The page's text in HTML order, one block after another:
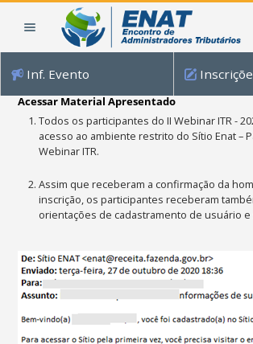
Inf. Evento
Acessar Material Apresentado
Todos os participantes do II Webinar ITR -
acesso ao ambiente restrito do Sítio Enat –
Webinar ITR.
Assim que receberam a confirmação da
inscrição, os participantes receberam
orientações de cadastramento de usuário e